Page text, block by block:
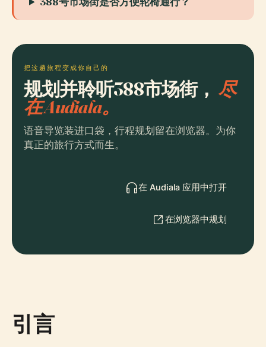
把这趟旅程变成你自己的
规划并聆听388市场街， 尽
在 Audiala。
语音导览装进口袋，行程规划留在浏览器。为你
真正的旅行方式而生。
在 Audiala 应用中打开
在浏览器中规划
引言